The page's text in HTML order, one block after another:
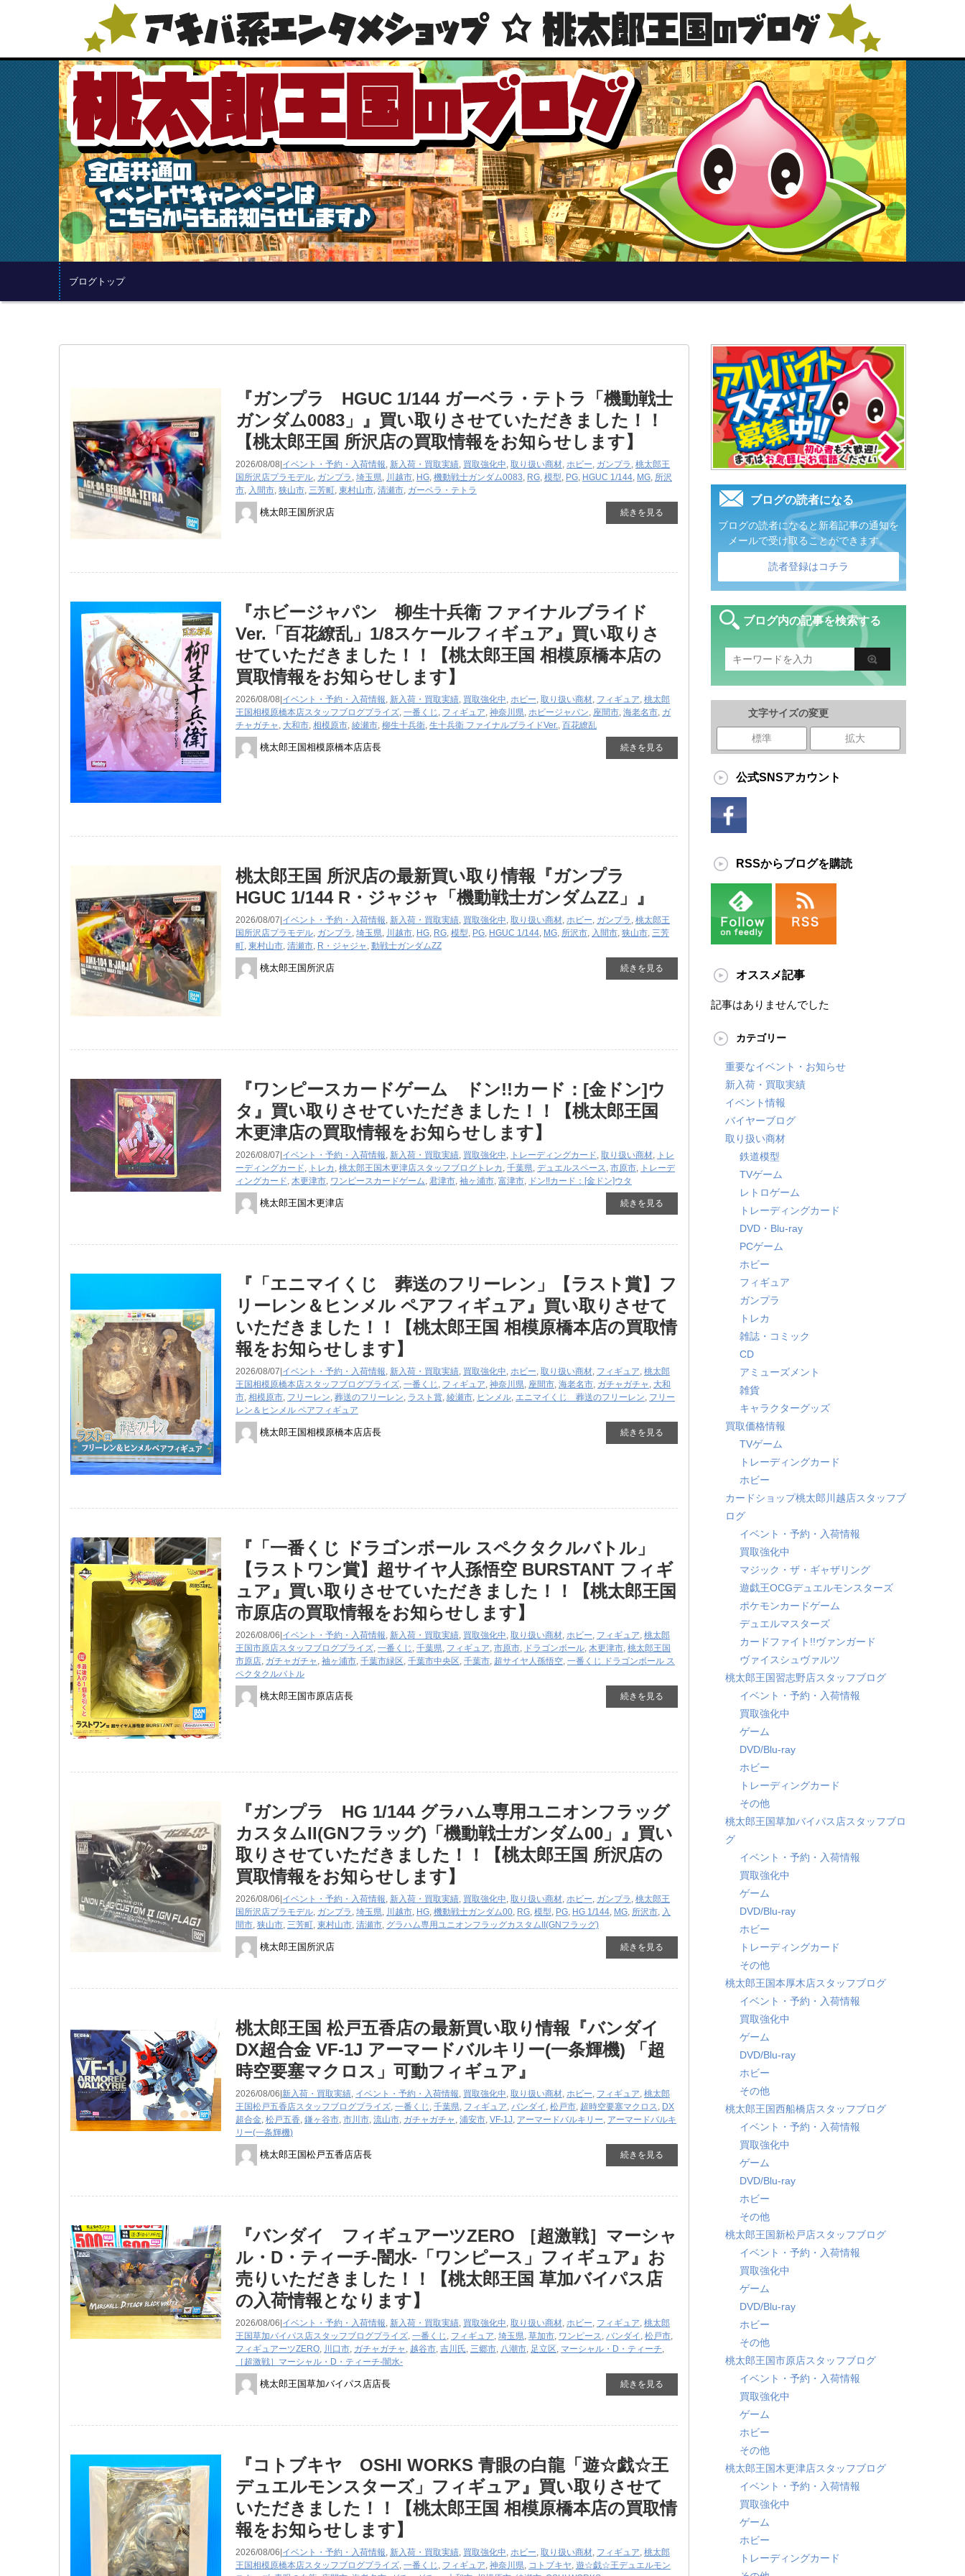
ブログトップ
『ガンプラ HGUC 1/144 ガーベラ・テトラ「機動戦士
ガンダム0083」』買い取りさせていただきました！！
【桃太郎王国 所沢店の買取情報をお知らせします】
2026/08/08| イベント・予約・入荷情報, 新入荷・買取実績, 買取強化中, 取り扱い商材, ホビー, ガンプラ , 桃太郎王
国所沢店プラモデル, ガンプラ , 埼玉県, 川越市, HG, 機動戦士ガンダム0083, RG, 模型, PG, HGUC 1/144, MG, 所沢
市, 入間市, 狭山市, 三芳町, 東村山市, 清瀬市, ガーベラ・テトラ
桃太郎王国所沢店 続きを見る
『ホビージャパン 柳生十兵衛 ファイナルブライド
Ver.「百花繚乱」1/8スケールフィギュア』買い取りさ
せていただきました！！【桃太郎王国 相模原橋本店の
買取情報をお知らせします】
2026/08/08| イベント・予約・入荷情報, 新入荷・買取実績, 買取強化中, ホビー, 取り扱い商材, フィギュア, 桃太郎
王国相模原橋本店スタッフブログプライズ, 一番くじ , フィギュア, 神奈川県, ホビージャパン, 座間市, 海老名市, ガ
チャガチャ , 大和市, 相模原市, 綾瀬市, 柳生十兵衛, 生十兵衛 ファイナルブライドVer., 百花繚乱
桃太郎王国相模原橋本店店長 続きを見る
桃太郎王国 所沢店の最新買い取り情報『ガンプラ
HGUC 1/144 R・ジャジャ「機動戦士ガンダムZZ」』
2026/08/07| イベント・予約・入荷情報, 新入荷・買取実績, 買取強化中, 取り扱い商材, ホビー, ガンプラ , 桃太郎王
国所沢店プラモデル, ガンプラ , 埼玉県, 川越市, HG, RG, 模型, PG, HGUC 1/144, MG, 所沢市, 入間市, 狭山市, 三芳
町, 東村山市, 清瀬市, R・ジャジャ , 動戦士ガンダムZZ
桃太郎王国所沢店 続きを見る
『ワンピースカードゲーム ドン!!カード：[金ドン]ウ
タ』買い取りさせていただきました！！【桃太郎王国
木更津店の買取情報をお知らせします】
2026/08/07| イベント・予約・入荷情報, 新入荷・買取実績, 買取強化中, トレーディングカード, 取り扱い商材, トレ
ーディングカード, トレカ , 桃太郎王国木更津店スタッフブログ トレカ , 千葉県, デュエルスペース, 市原市, トレーデ
ィングカード, 木更津市, ワンピースカードゲーム, 君津市, 袖ヶ浦市, 富津市, ドン!!カード：[金ドン]ウタ
桃太郎王国木更津店 続きを見る
『「エニマイくじ 葬送のフリーレン」【ラスト賞】フ
リーレン＆ヒンメル ペアフィギュア』買い取りさせて
いただきました！！【桃太郎王国 相模原橋本店の買取情
報をお知らせします】
2026/08/07| イベント・予約・入荷情報, 新入荷・買取実績, 買取強化中, ホビー, 取り扱い商材, フィギュア, 桃太郎
王国相模原橋本店スタッフブログプライズ, 一番くじ , フィギュア, 神奈川県, 座間市, 海老名市, ガチャガチャ , 大和
市, 相模原市, フリーレン, 葬送のフリーレン, ラスト賞, 綾瀬市, ヒンメル, エニマイくじ 葬送のフリーレン, フリー
レン＆ヒンメル ペアフィギュア
桃太郎王国相模原橋本店店長 続きを見る
『「一番くじ ドラゴンボール スペクタクルバトル」
【ラストワン賞】超サイヤ人孫悟空 BURSTANT フィギ
ュア』買い取りさせていただきました！！【桃太郎王国
市原店の買取情報をお知らせします】
2026/08/06| イベント・予約・入荷情報, 新入荷・買取実績, 買取強化中, 取り扱い商材, ホビー, フィギュア, 桃太郎
王国市原店スタッフブログプライズ, 一番くじ , 千葉県, フィギュア, 市原市, ドラゴンボール, 木更津市, 桃太郎王国
市原店, ガチャガチャ , 袖ヶ浦市, 千葉市緑区, 千葉市中央区, 千葉市, 超サイヤ人孫悟空, 一番くじ ドラゴンボール ス
ペクタクルバトル
桃太郎王国市原店店長 続きを見る
『ガンプラ HG 1/144 グラハム専用ユニオンフラッグ
カスタムII(GNフラッグ)「機動戦士ガンダム00」』買い
取りさせていただきました！！【桃太郎王国 所沢店の
買取情報をお知らせします】
2026/08/06| イベント・予約・入荷情報, 新入荷・買取実績, 買取強化中, 取り扱い商材, ホビー, ガンプラ , 桃太郎王
国所沢店プラモデル, ガンプラ , 埼玉県, 川越市, HG, 機動戦士ガンダム00, RG, 模型, PG, HG 1/144, MG, 所沢市, 入
間市, 狭山市, 三芳町, 東村山市, 清瀬市, グラハム専用ユニオンフラッグカスタムII(GNフラッグ)
桃太郎王国所沢店 続きを見る
桃太郎王国 松戸五香店の最新買い取り情報『バンダイ
DX超合金 ​VF-1J ​アーマードバルキリー(一条輝機) ​「超
時空要塞マクロス」可動フィギュア』
2026/08/06| 新入荷・買取実績, イベント・予約・入荷情報, 買取強化中, 取り扱い商材, ホビー, フィギュア, 桃太郎
王国松戸五香店スタッフブログプライズ, 一番くじ , 千葉県, フィギュア, バンダイ , 松戸市, 超時空要塞マクロス, DX
超合金, 松戸五香, 鎌ヶ谷市, 市川市, 流山市, ガチャガチャ , 浦安市, VF-1J, アーマードバルキリー, アーマードバルキ
リー(一条輝機)
桃太郎王国松戸五香店店長 続きを見る
『バンダイ フィギュアーツZERO ［超激戦］マーシャ
ル・D・ティーチ-闇水-「ワンピース」フィギュア』お
売りいただきました！！【桃太郎王国 草加バイパス店
の入荷情報となります】
2026/08/06| イベント・予約・入荷情報, 新入荷・買取実績, 買取強化中, 取り扱い商材, ホビー, フィギュア, 桃太郎
王国草加バイパス店スタッフブログプライズ, 一番くじ , フィギュア, 埼玉県, 草加市, ワンピース, バンダイ , 松戸市,
フィギュアーツZERO, 川口市, ガチャガチャ , 越谷市, 吉川氏, 三郷市, 八潮市, 足立区, マーシャル・D・ティーチ,
［超激戦］マーシャル・D・ティーチ-闇水-
桃太郎王国草加バイパス店店長 続きを見る
『コトブキヤ OSHI WORKS 青眼の白龍「遊☆戯☆王
デュエルモンスターズ」フィギュア』買い取りさせて
いただきました！！【桃太郎王国 相模原橋本店の買取情
報をお知らせします】
2026/08/06| イベント・予約・入荷情報, 新入荷・買取実績, 買取強化中, ホビー, 取り扱い商材, フィギュア, 桃太郎
王国相模原橋本店スタッフブログプライズ, 一番くじ , フィギュア, 神奈川県, コトブキヤ, 遊☆戯☆王デュエルモン
ブログの読者になる
ブログの読者になると新着記事の通知を
メールで受け取ることができます。
読者登録はコチラ
ブログ内の記事を検索する
文字サイズの変更
標準 拡大
公式SNSアカウント
RSSからブログを購読
オススメ記事
記事はありませんでした
カテゴリー
重要なイベント・お知らせ
新入荷・買取実績
イベント情報
バイヤーブログ
取り扱い商材
鉄道模型
TVゲーム
レトロゲーム
トレーディングカード
DVD・Blu-ray
PCゲーム
ホビー
フィギュア
ガンプラ
トレカ
雑誌・コミック
CD
アミューズメント
雑貨
キャラクターグッズ
買取価格情報
TVゲーム
トレーディングカード
ホビー
カードショップ桃太郎川越店スタッフブ
ログ
イベント・予約・入荷情報
買取強化中
マジック・ザ・ギャザリング
遊戯王OCGデュエルモンスターズ
ポケモンカードゲーム
デュエルマスターズ
カードファイト!!ヴァンガード
ヴァイスシュヴァルツ
桃太郎王国習志野店スタッフブログ
イベント・予約・入荷情報
買取強化中
ゲーム
DVD/Blu-ray
ホビー
トレーディングカード
その他
桃太郎王国草加バイパス店スタッフブロ
グ
イベント・予約・入荷情報
買取強化中
ゲーム
DVD/Blu-ray
ホビー
トレーディングカード
その他
桃太郎王国本厚木店スタッフブログ
イベント・予約・入荷情報
買取強化中
ゲーム
DVD/Blu-ray
ホビー
その他
桃太郎王国西船橋店スタッフブログ
イベント・予約・入荷情報
買取強化中
ゲーム
DVD/Blu-ray
ホビー
その他
桃太郎王国新松戸店スタッフブログ
イベント・予約・入荷情報
買取強化中
ゲーム
DVD/Blu-ray
ホビー
その他
桃太郎王国市原店スタッフブログ
イベント・予約・入荷情報
買取強化中
ゲーム
ホビー
その他
桃太郎王国木更津店スタッフブログ
イベント・予約・入荷情報
買取強化中
ゲーム
ホビー
トレーディングカード